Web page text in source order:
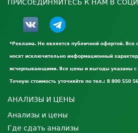
ПРИСОЕДИНЯЙТЕСЬ К НАМ В
*Реклама. Не является публичной офертой. Все
носят исключительно информационный
исчерпывающими. Все цены и выгоды указаны с
Точную стоимость уточняйте по тел.: 8 800 550
АНАЛИЗЫ И ЦЕНЫ
Анализы и цены
Где сдать анализы